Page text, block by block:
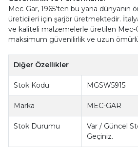
Mec-Gar, 1965’ten bu yana dünyanın
üreticileri için şarjör üretmektedir.
ve kaliteli malzemelerle üretilen Mec-
maksimum güvenilirlik ve uzun
Diğer Özellikler
Stok Kodu MGSW5915
Marka MEC-GAR
Stok Durumu
Var / Güncel
Geçiniz.